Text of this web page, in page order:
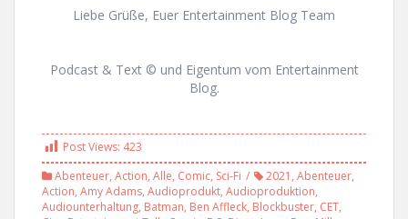
Liebe Grüße, Euer Entertainment Blog Team
Podcast & Text © und Eigentum vom Entertainment
Blog.
Post Views: 423
Abenteuer, Action, Alle, Comic, Sci-Fi 2021 , Abenteuer,
Action, Amy Adams, Audioprodukt, Audioproduktion,
Audiounterhaltung, Batman, Ben Affleck, Blockbuster, CET,